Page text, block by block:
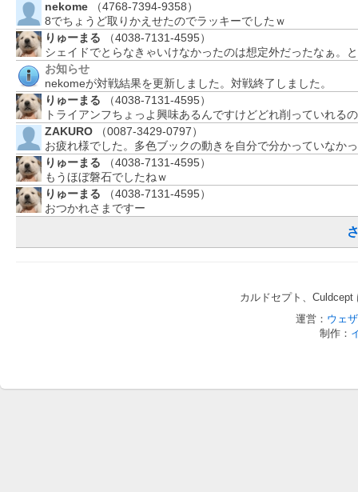
nekome
（4768-7394-9358）
8でちょうど取りかえせたのでラッキーでしたｗ
りゅーまる
（4038-7131-4595）
シェイドでとらなきゃいけなかったのは想定外だったなぁ。
お知らせ
nekomeが対戦結果を更新しました。対戦終了しました。
りゅーまる
（4038-7131-4595）
トライアンフちょっよ興味あるんですけどどれ削っていれる
ZAKURO
（0087-3429-0797）
お疲れ様でした。多色ブックの動きを自分で分かっていなか
りゅーまる
（4038-7131-4595）
もうほぼ磐石でしたねｗ
りゅーまる
（4038-7131-4595）
おつかれさまですー
カルドセプト、
運営： ウェ
制作：